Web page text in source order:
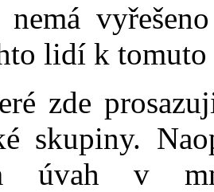
nemá
lidí k tomuto
zde
skupiny.
úvah v